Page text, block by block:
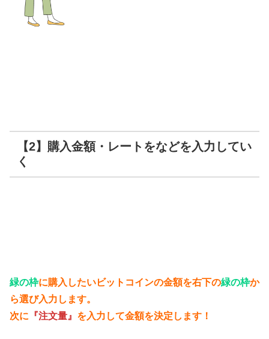
【2】購入金額・レートをなどを入力してい
く
緑の枠に購入したいビットコインの金額を右下の緑の枠か
ら選び入力します。
次に 『注文量』 を入力して金額を決定します！